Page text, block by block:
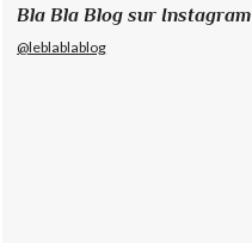
Bla Bla Blog sur Instagram
@leblablablog